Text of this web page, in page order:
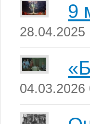
9
28.04.2025
04.03.2026